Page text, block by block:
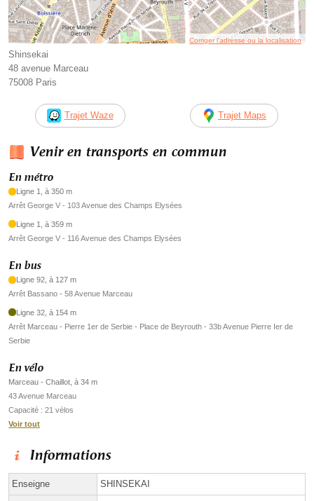
Corriger l’adresse ou la localisation
Shinsekai
48 avenue Marceau
75008 Paris
Trajet Waze Trajet Maps
Venir en transports en commun
En métro
Ligne 1, à 350 m
Arrêt George V - 103 Avenue des Champs Elysées
Ligne 1, à 359 m
Arrêt George V - 116 Avenue des Champs Elysées
En bus
Ligne 92, à 127 m
Arrêt Bassano - 58 Avenue Marceau
Ligne 32, à 154 m
Arrêt Marceau - Pierre 1er de Serbie - Place de Beyrouth - 33b Avenue Pierre Ier de
Serbie
En vélo
Marceau - Chaillot, à 34 m
43 Avenue Marceau
Capacité : 21 vélos
Voir tout
Informations
Enseigne SHINSEKAI